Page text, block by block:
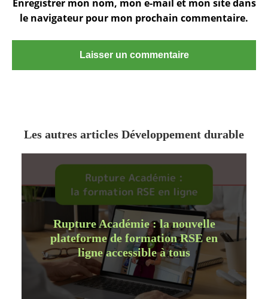
Enregistrer mon nom, mon e-mail et mon site dans
le navigateur pour mon prochain commentaire.
Les autres articles Développement durable
Rupture Académie : la nouvelle
plateforme de formation RSE en
ligne accessible à tous